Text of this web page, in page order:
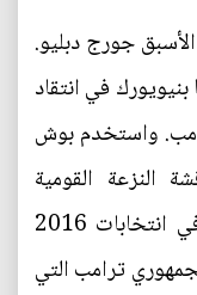
جورج دبليو.
في انتقاد
واستخدم بوش
النزعة القومية
والانقسامات العرقية وتدخل روسيا في انتخابات 2016
ترامب التي